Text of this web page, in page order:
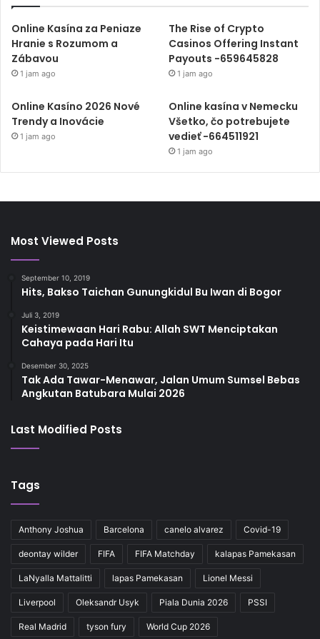
Online Kasína za Peniaze
Hranie s Rozumom a
Zábavou
1 jam ago
The Rise of Crypto
Casinos Offering Instant
Payouts -659645828
1 jam ago
Online Kasíno 2026 Nové
Trendy a Inovácie
1 jam ago
Online kasína v Nemecku
Všetko, čo potrebujete
vedieť -664511921
1 jam ago
Most Viewed Posts
September 10, 2019
Hits, Bakso Taichan Gunungkidul Bu Iwan di Bogor
Juli 3, 2019
Keistimewaan Hari Rabu: Allah SWT Menciptakan
Cahaya pada Hari Itu
Desember 30, 2025
Tak Ada Tawar-Menawar, Jalan Umum Sumsel Bebas
Angkutan Batubara Mulai 2026
Last Modified Posts
Tags
Anthony Joshua Barcelona canelo alvarez Covid-19
deontay wilder FIFA FIFA Matchday kalapas Pamekasan
LaNyalla Mattalitti lapas Pamekasan Lionel Messi
Liverpool Oleksandr Usyk Piala Dunia 2026 PSSI
Real Madrid tyson fury World Cup 2026